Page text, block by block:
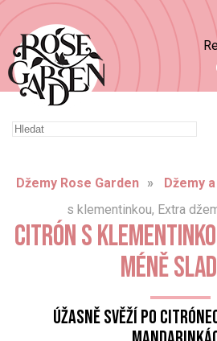
Džemy Rose Garden Džemy
s klementinkou, Extra
CITRÓN S
MÉNĚ
Úžasně svěží po